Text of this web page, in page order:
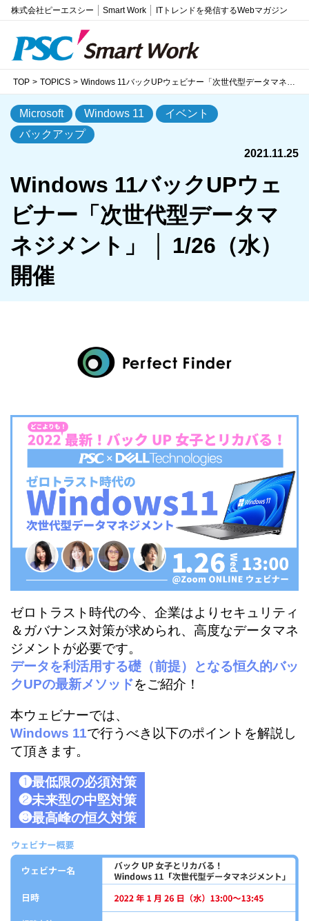
株式会社ピーエスシー Smart Work ITトレンドを発信するWebマガジン
TOP TOPICS Windows 11バックUPウェビナー「次世代型データマネジメント」 │ 1/26（水）開催
Microsoft Windows 11
イベント
バックアップ
2021.11.25
Windows 11バックUPウェ
ビナー「次世代型データマ
ネジメント」 │ 1/26（水）
開催
ゼロトラスト時代の今、企業はよりセキュリティ
＆ガバナンス対策が求められ、高度なデータマネ
ジメントが必要です。
データを利活用する礎（前提）となる恒久的バッ
クUPの最新メソッドをご紹介！
本ウェビナーでは、
Windows 11で行うべき以下のポイントを解説し
て頂きます。
❶最低限の必須対策
❷未来型の中堅対策
❸最高峰の恒久対策